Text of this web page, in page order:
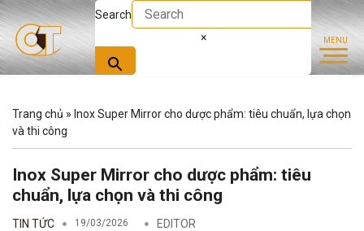
Search
×
Trang chủ » Inox Super Mirror cho dược phẩm: tiêu chuẩn, lựa chọn
và thi công
Inox Super Mirror cho dược phẩm: tiêu
chuẩn, lựa chọn và thi công
TIN TỨC 19/03/2026 EDITOR